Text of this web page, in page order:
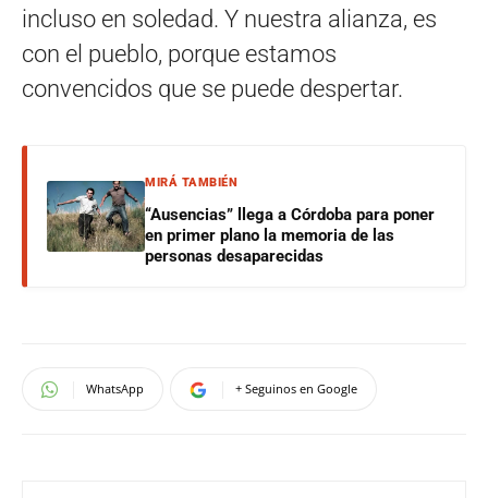
incluso en soledad. Y nuestra alianza, es
con el pueblo, porque estamos
convencidos que se puede despertar.
MIRÁ TAMBIÉN
“Ausencias” llega a Córdoba para poner
en primer plano la memoria de las
personas desaparecidas
WhatsApp + Seguinos en Google